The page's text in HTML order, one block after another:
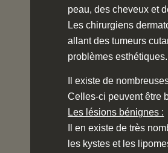
peau, des cheveux et
Les chirurgiens
allant des tumeurs
problèmes esthétiques.
Il existe de
Celles-ci peuvent être
Les lésions bénignes :
Il en existe de très
les kystes et les